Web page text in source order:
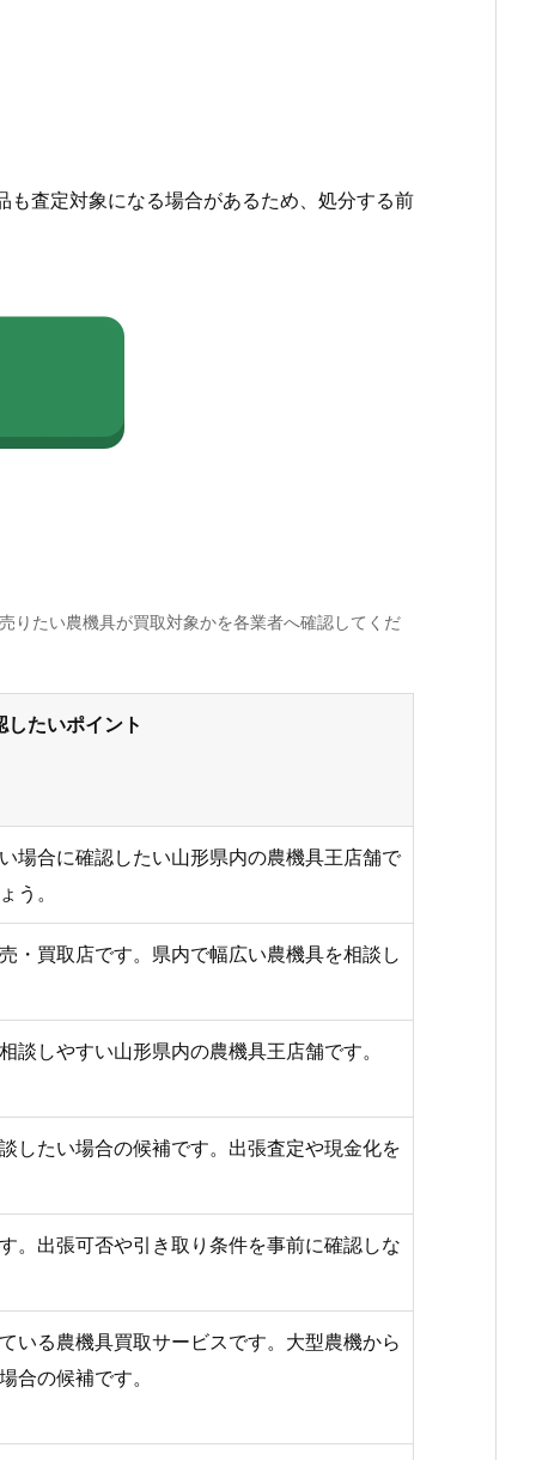
査定対象になる場合があるため、処分する前
りたい農機具が買取対象かを各業者へ確認してくだ
したいポイント
場合に確認したい山形県内の農機具王店舗で
う。
・買取店です。県内で幅広い農機具を相談し
談しやすい山形県内の農機具王店舗です。
したい場合の候補です。出張査定や現金化を
。出張可否や引き取り条件を事前に確認しな
いる農機具買取サービスです。大型農機から
合の候補です。